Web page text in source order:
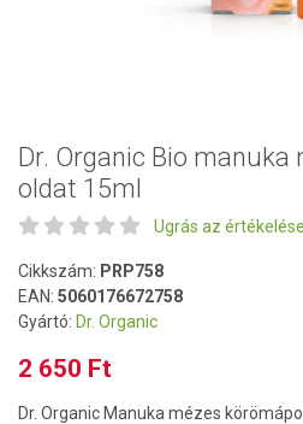
Dr. Organic Bio
oldat 15ml
Ugrás az
Cikkszám: PRP758
EAN: 5060176672758
Gyártó: Dr. Organic
2 650 Ft
Dr. Organic Manuka mézes